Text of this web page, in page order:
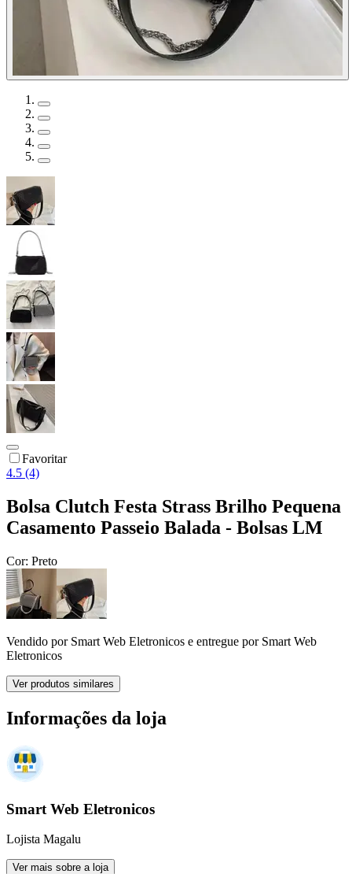
Favoritar
4.5 (4)
Bolsa Clutch Festa Strass Brilho Pequena
Casamento Passeio Balada - Bolsas LM
Cor: Preto
Vendido por Smart Web Eletronicos e entregue por Smart Web
Eletronicos
Ver produtos similares
Informações da loja
Smart Web Eletronicos
Lojista Magalu
Ver mais sobre a loja